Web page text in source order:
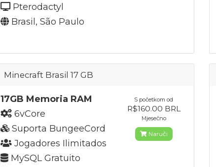
Pterodactyl
Brasil, São Paulo
Minecraft Brasil 17 GB
17GB Memoria RAM
6vCore
Suporta BungeeCord
Jogadores Ilimitados
MySQL Gratuito
S početkom od
R$160.00 BRL
Mjesečno
Naruči